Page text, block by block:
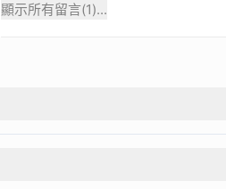
顯示所有留言(1)...